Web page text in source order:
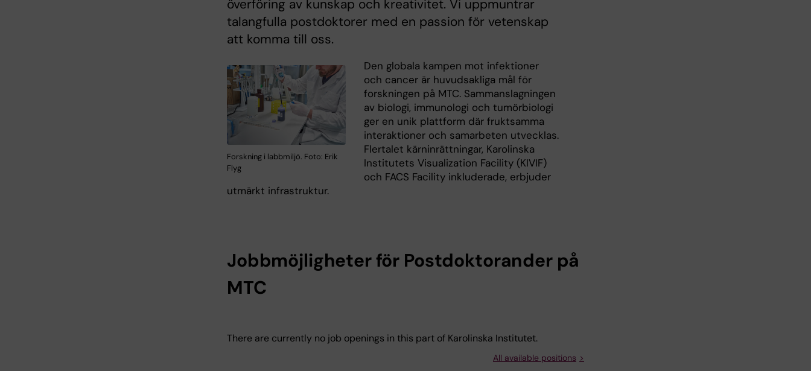
överföring av kunskap och kreativitet. Vi uppmuntrar
talangfulla postdoktorer med en passion för vetenskap
att komma till oss.
Forskning i labbmiljö. Foto: Erik
Flyg
Den globala kampen mot infektioner
och cancer är huvudsakliga mål för
forskningen på MTC. Sammanslagningen
av biologi, immunologi och tumörbiologi
ger en unik plattform där fruktsamma
interaktioner och samarbeten utvecklas.
Flertalet kärninrättningar, Karolinska
Institutets Visualization Facility (KIVIF)
och FACS Facility inkluderade, erbjuder
utmärkt infrastruktur.
Jobbmöjligheter för Postdoktorander på
MTC
There are currently no job openings in this part of Karolinska Institutet.
All available positions